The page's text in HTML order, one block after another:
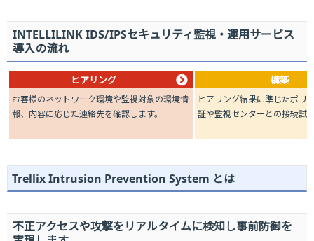
INTELLILINK IDS/IPSセキュリティ監視・運用サービス
導入の流れ
ヒアリング 構築
お客様のネットワーク環境や監視対象の環境情
報、内容に応じた連絡先を確認します。
ヒアリング結果に準じたポリ
証や監視センターとの接続試
Trellix Intrusion Prevention System とは
不正アクセスや攻撃をリアルタイムに検知し事前防御を